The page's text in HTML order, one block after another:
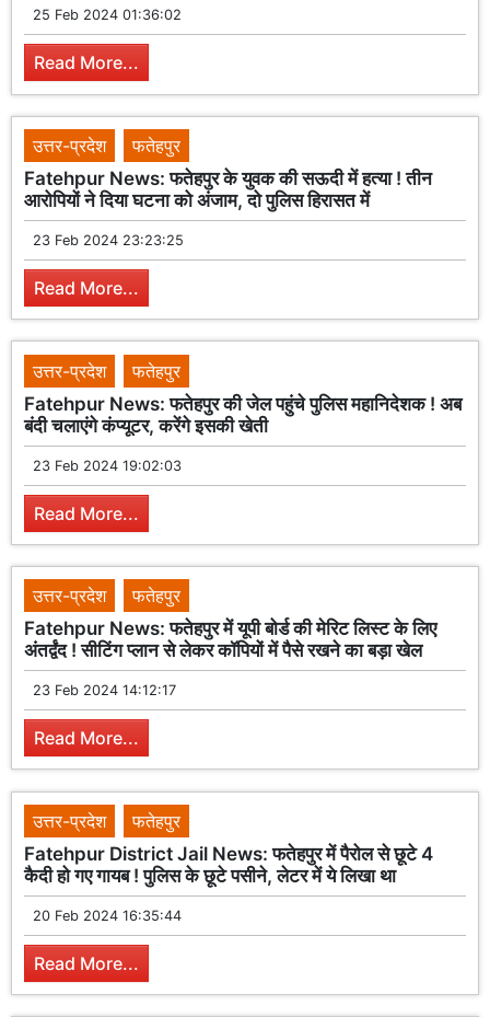
25 Feb 2024 01:36:02
Read More...
उत्तर-प्रदेश
फतेहपुर
Fatehpur News: फतेहपुर के युवक की सऊदी में हत्या ! तीन
आरोपियों ने दिया घटना को अंजाम, दो पुलिस हिरासत में
23 Feb 2024 23:23:25
Read More...
उत्तर-प्रदेश
फतेहपुर
Fatehpur News: फतेहपुर की जेल पहुंचे पुलिस महानिदेशक ! अब
बंदी चलाएंगे कंप्यूटर, करेंगे इसकी खेती
23 Feb 2024 19:02:03
Read More...
उत्तर-प्रदेश
फतेहपुर
Fatehpur News: फतेहपुर में यूपी बोर्ड की मेरिट लिस्ट के लिए
अंतर्द्वंद ! सीटिंग प्लान से लेकर कॉपियों में पैसे रखने का बड़ा खेल
23 Feb 2024 14:12:17
Read More...
उत्तर-प्रदेश
फतेहपुर
Fatehpur District Jail News: फतेहपुर में पैरोल से छूटे 4
कैदी हो गए गायब ! पुलिस के छूटे पसीने, लेटर में ये लिखा था
20 Feb 2024 16:35:44
Read More...